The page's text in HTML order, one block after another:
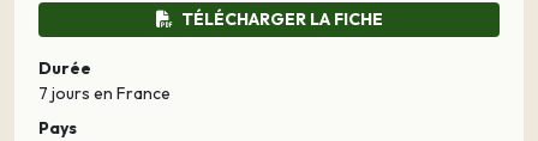
TÉLÉCHARGER LA FICHE
Durée
7 jours en France
Pays